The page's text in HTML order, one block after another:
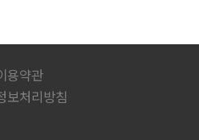
용약관
보처리방침